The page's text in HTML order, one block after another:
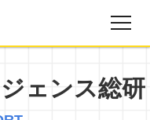
ェンス総研